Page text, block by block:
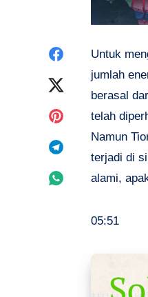
Share
Facebook
Share
Twitter
Share
Pinterest
Share
Untuk
jumlah
berasal
telah
Namun
terjadi di
alami,
05:51